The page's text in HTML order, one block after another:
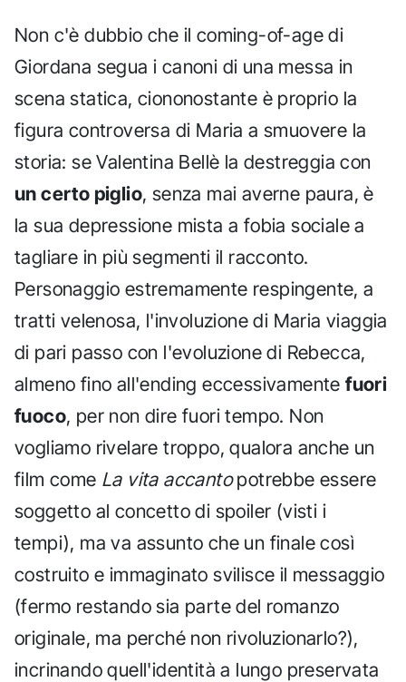
Non c'è dubbio che il coming-of-age di
Giordana segua i canoni di una messa in
scena statica, ciononostante è proprio la
figura controversa di Maria a smuovere la
storia: se Valentina Bellè la destreggia con
un certo piglio, senza mai averne paura, è
la sua depressione mista a fobia sociale a
tagliare in più segmenti il racconto.
Personaggio estremamente respingente, a
tratti velenosa, l'involuzione di Maria viaggia
di pari passo con l'evoluzione di Rebecca,
almeno fino all'ending eccessivamentefuori
fuoco, per non dire fuori tempo. Non
vogliamo rivelare troppo, qualora anche un
film come La vita accantopotrebbe essere
soggetto al concetto di spoiler (visti i
tempi), ma va assunto che un finale così
costruito e immaginato svilisce il messaggio
(fermo restando sia parte del romanzo
originale, ma perché non rivoluzionarlo?),
incrinando quell'identità a lungo preservata